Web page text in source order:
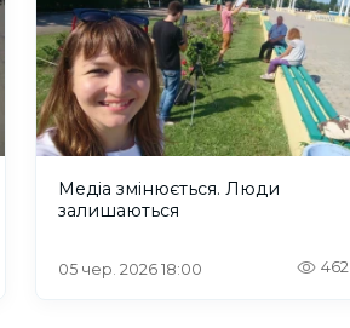
Медіа змінюється. Люди
залишаються
05 чер. 2026 18:00 462